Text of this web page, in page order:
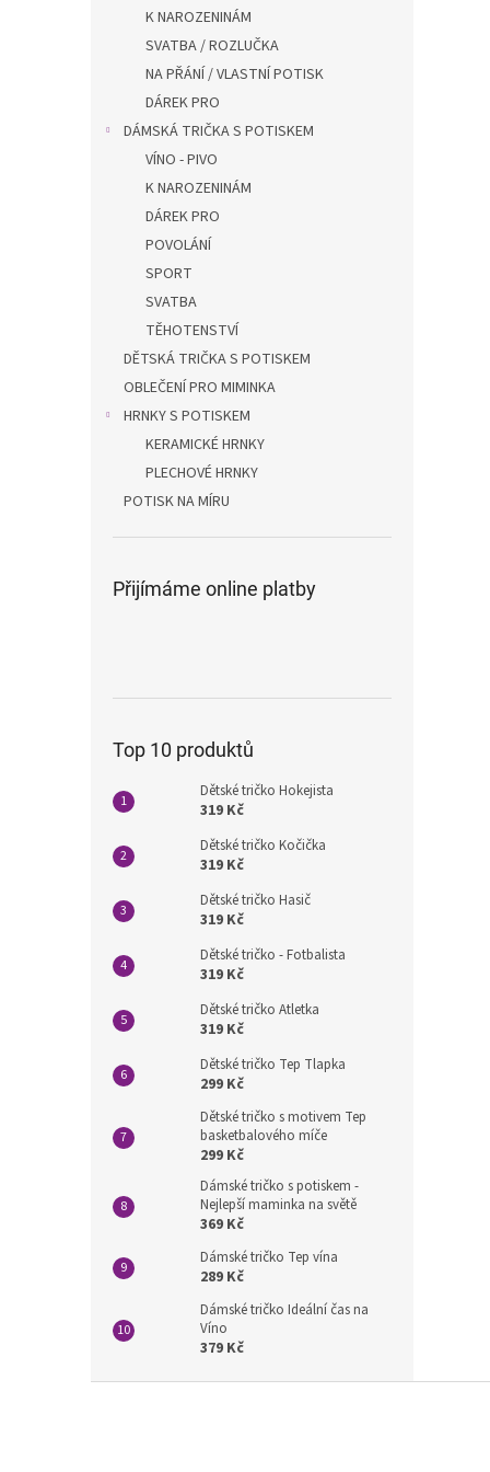
K NAROZENINÁM
SVATBA / ROZLUČKA
NA PŘÁNÍ / VLASTNÍ POTISK
DÁREK PRO
DÁMSKÁ TRIČKA S POTISKEM
VÍNO - PIVO
K NAROZENINÁM
DÁREK PRO
POVOLÁNÍ
SPORT
SVATBA
TĚHOTENSTVÍ
DĚTSKÁ TRIČKA S POTISKEM
OBLEČENÍ PRO MIMINKA
HRNKY S POTISKEM
KERAMICKÉ HRNKY
PLECHOVÉ HRNKY
POTISK NA MÍRU
Přijímáme online platby
Top 10 produktů
Dětské tričko Hokejista
319 Kč
Dětské tričko Kočička
319 Kč
Dětské tričko Hasič
319 Kč
Dětské tričko - Fotbalista
319 Kč
Dětské tričko Atletka
319 Kč
Dětské tričko Tep Tlapka
299 Kč
Dětské tričko s motivem Tep
basketbalového míče
299 Kč
Dámské tričko s potiskem -
Nejlepší maminka na světě
369 Kč
Dámské tričko Tep vína
289 Kč
Dámské tričko Ideální čas na
Víno
379 Kč